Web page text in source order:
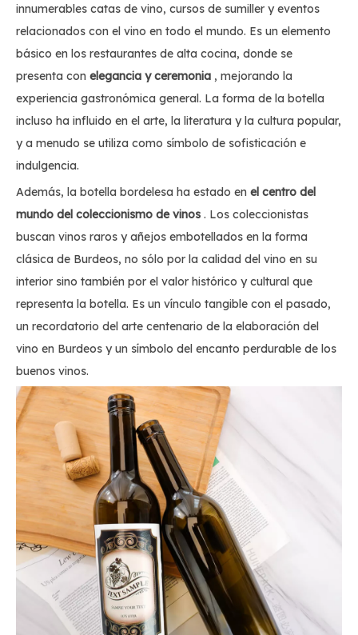
innumerables catas de vino, cursos de sumiller y eventos
relacionados con el vino en todo el mundo. Es un elemento
básico en los restaurantes de alta cocina, donde se
presenta con elegancia y ceremonia , mejorando la
experiencia gastronómica general. La forma de la botella
incluso ha influido en el arte, la literatura y la cultura popular,
y a menudo se utiliza como símbolo de sofisticación e
indulgencia.
Además, la botella bordelesa ha estado en el centro del
mundo del coleccionismo de vinos . Los coleccionistas
buscan vinos raros y añejos embotellados en la forma
clásica de Burdeos, no sólo por la calidad del vino en su
interior sino también por el valor histórico y cultural que
representa la botella. Es un vínculo tangible con el pasado,
un recordatorio del arte centenario de la elaboración del
vino en Burdeos y un símbolo del encanto perdurable de los
buenos vinos.